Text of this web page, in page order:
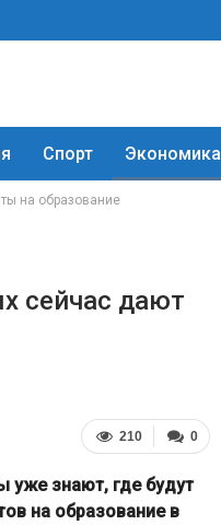
Спорт Экономика
на образование
сейчас дают
0
210
уже знают, где будут
на образование в